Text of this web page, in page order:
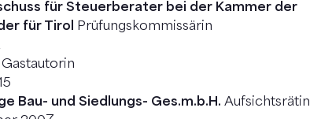
für Steuerberater bei der Kammer der
für Tirol
Prüfungskommissärin
Gastautorin
Bau- und Siedlungs- Ges.m.b.H. Aufsichtsrätin